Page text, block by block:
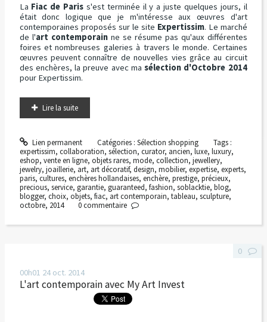
La Fiac de Paris s'est terminée il y a juste quelques jours, il
était donc logique que je m'intéresse aux œuvres d'art
contemporaines proposés sur le site Expertissim. Le marché
de l'art contemporainne se résume pas qu'aux différentes
foires et nombreuses galeries à travers le monde. Certaines
œuvres peuvent connaître de nouvelles vies grâce au circuit
des enchères, la preuve avec masélection d'Octobre 2014
pour Expertissim.
Lire la suite
Lien permanent Catégories : Sélection shopping
Tags :
expertissim, collaboration, sélection, curator, ancien, luxe, luxury,
eshop, vente en ligne, objets rares, mode, collection, jewellery,
jewelry, joaillerie, art, art décoratif, design, mobilier, expertise, experts,
paris, cultures, enchères hollandaises, enchère, prestige, précieux,
precious, service, garantie, guaranteed, fashion, soblacktie, blog,
blogger, choix, objets, fiac, art contemporain, tableau, sculpture,
octobre, 2014 0commentaire
00h01 24 oct. 2014
L'art contemporain avec My Art Invest
0